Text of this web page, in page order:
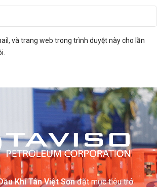
và trang web trong trình duyệt này cho lần
Khí Tân Việt Sơnđặt mục tiêu trở